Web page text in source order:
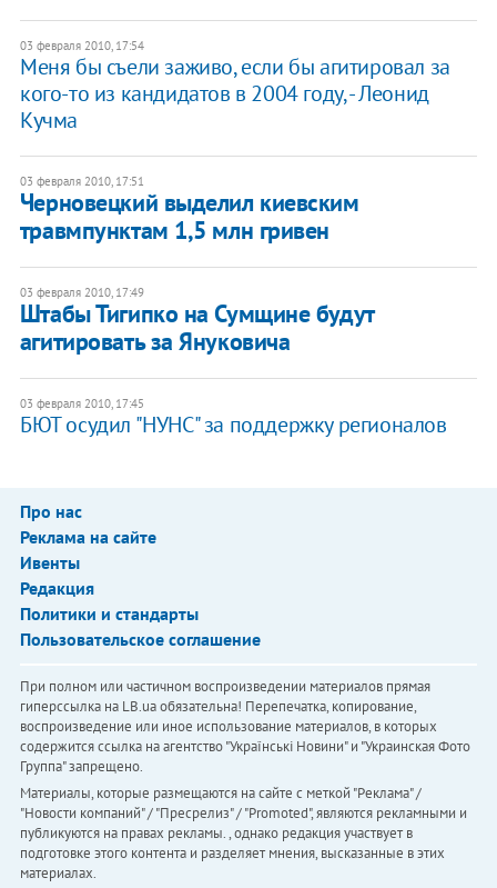
03 февраля 2010, 17:54
Меня бы съели заживо, если бы агитировал за
кого-то из кандидатов в 2004 году, - Леонид
Кучма
03 февраля 2010, 17:51
Черновецкий выделил киевским
травмпунктам 1,5 млн гривен
03 февраля 2010, 17:49
Штабы Тигипко на Сумщине будут
агитировать за Януковича
03 февраля 2010, 17:45
БЮТ осудил "НУНС" за поддержку регионалов
Про нас
Реклама на сайте
Ивенты
Редакция
Политики и стандарты
Пользовательское соглашение
При полном или частичном воспроизведении материалов прямая
гиперссылка на LB.ua обязательна! Перепечатка, копирование,
воспроизведение или иное использование материалов, в которых
содержится ссылка на агентство "Українськi Новини" и "Украинская Фото
Группа" запрещено.
Материалы, которые размещаются на сайте с меткой "Реклама" /
"Новости компаний" / "Пресрелиз" / "Promoted", являются рекламными и
публикуются на правах рекламы. , однако редакция участвует в
подготовке этого контента и разделяет мнения, высказанные в этих
материалах.